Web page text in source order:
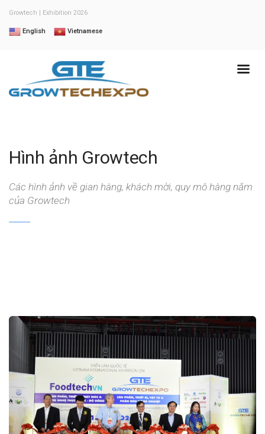
Growtech | Exhibition 2026
English Vietnamese
Hình ảnh Growtech
Các hình ảnh về gian hàng, khách mời, quy mô hàng năm
của Growtech